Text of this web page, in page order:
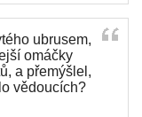
ubrusem,
omáčky
a přemýšlel,
vědoucích?